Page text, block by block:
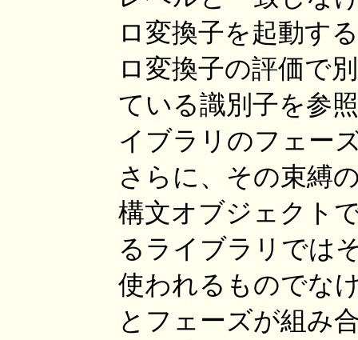
ロ変換子を起動す
ロ変換子の評価で
ている識別子を参
イブラリのフェー
さらに、その束縛
構文オブジェクト
るライブラリでは
使われるものでな
とフェーズが組み